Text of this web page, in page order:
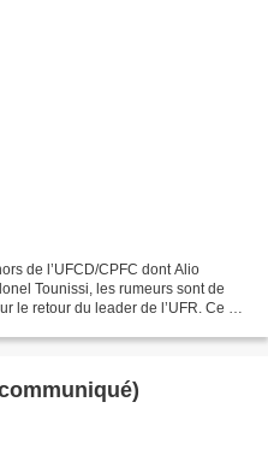
de l’UFCD/CPFC dont Alio
Tounissi, les rumeurs sont de
le retour du leader de l’UFR. Ce qui